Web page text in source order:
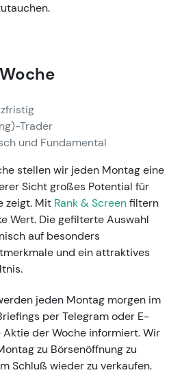
Trader
und Fundamental
stellen wir jeden Montag eine
Sicht großes Potential für
zeigt. Mit Rank & Screenfiltern
Wert. Die gefilterte Auswahl
auf besonders
und ein attraktives
jeden Montag morgen im
per Telegram oder E-
der Woche informiert. Wir
zu Börsenöffnung zu
Schluß wieder zu verkaufen.